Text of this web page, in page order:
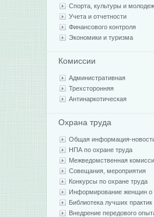
Спорта, культуры и
Учета и отчетности
Финансового контроля
Экономики и туризма
Комиссии
Административная
Трехсторонняя
Антинаркотическая
Охрана труда
Общая информация-
НПА по охране труда
Межведомственная
Совещания, мероприятия
Конкурсы по охране труда
Информирование женщин о
Библиотека лучших практик
Внедрение передового